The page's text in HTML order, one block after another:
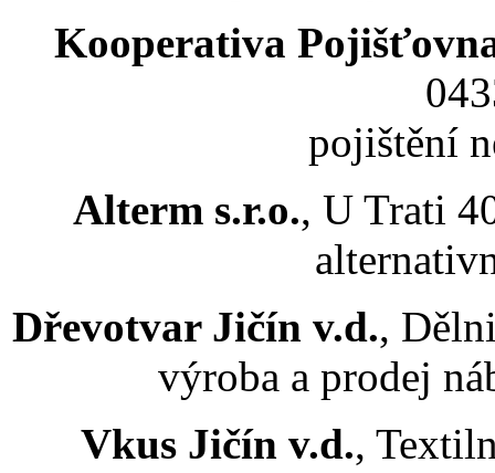
Kooperativa
pojištění
Alterm s.r.o., U Trati
Dřevotvar Jičín v.d.,
výroba a prodej
Vkus Jičín v.d.,